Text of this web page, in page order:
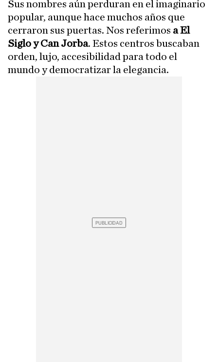
Sus nombres aún perduran en el imaginario
popular, aunque hace muchos años que
cerraron sus puertas. Nos referimos a El
Siglo y Can Jorba. Estos centros buscaban
orden, lujo, accesibilidad para todo el
mundo y democratizar la elegancia.